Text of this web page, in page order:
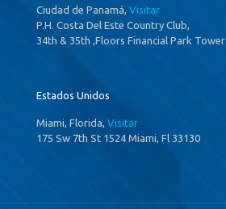
Ciudad de Panamá, Visitar
P.H. Costa Del Este Country Club,
34th & 35th ,Floors Financial Park Tower
Estados Unidos
Miami, Florida, Visitar
175 Sw 7th St 1524 Miami, Fl 33130